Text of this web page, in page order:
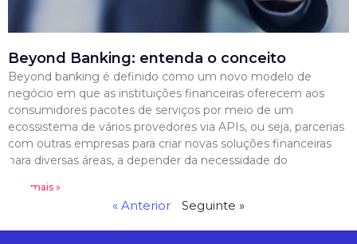
Beyond Banking: entenda o conceito
Beyond banking é definido como um novo modelo de
negócio em que as instituições financeiras oferecem aos
consumidores pacotes de serviços por meio de um
ecossistema de vários provedores via APIs, ou seja, parcerias
com outras empresas para criar novas soluções financeiras
para diversas áreas, a depender da necessidade do
Leia mais »
« Anterior Seguinte »